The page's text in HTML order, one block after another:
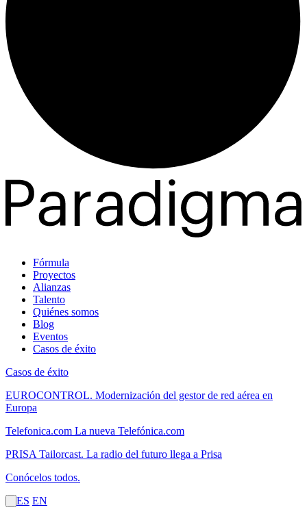
Fórmula
Proyectos
Alianzas
Talento
Quiénes somos
Blog
Eventos
Casos de éxito
Casos de éxito
EUROCONTROL. Modernización del gestor de red aérea en
Europa
Telefonica.com La nueva Telefónica.com
PRISA Tailorcast. La radio del futuro llega a Prisa
Conócelos todos.
ES EN